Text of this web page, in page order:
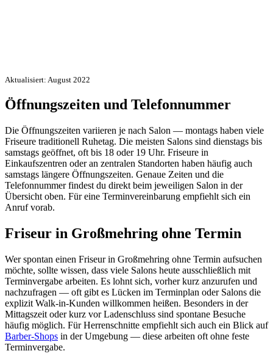
Aktualisiert: August 2022
Öffnungszeiten und Telefonnummer
Die Öffnungszeiten variieren je nach Salon — montags haben viele
Friseure traditionell Ruhetag. Die meisten Salons sind dienstags bis
samstags geöffnet, oft bis 18 oder 19 Uhr. Friseure in
Einkaufszentren oder an zentralen Standorten haben häufig auch
samstags längere Öffnungszeiten. Genaue Zeiten und die
Telefonnummer findest du direkt beim jeweiligen Salon in der
Übersicht oben. Für eine Terminvereinbarung empfiehlt sich ein
Anruf vorab.
Friseur in Großmehring ohne Termin
Wer spontan einen Friseur in Großmehring ohne Termin aufsuchen
möchte, sollte wissen, dass viele Salons heute ausschließlich mit
Terminvergabe arbeiten. Es lohnt sich, vorher kurz anzurufen und
nachzufragen — oft gibt es Lücken im Terminplan oder Salons die
explizit Walk-in-Kunden willkommen heißen. Besonders in der
Mittagszeit oder kurz vor Ladenschluss sind spontane Besuche
häufig möglich. Für Herrenschnitte empfiehlt sich auch ein Blick auf
Barber-Shops in der Umgebung — diese arbeiten oft ohne feste
Terminvergabe.